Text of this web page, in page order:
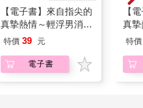
【電子書】來自指尖的
真摯熱情～輕浮男消防
員帶著熱烈眼神擁抱我
特價 39 元
電子書
【
真
員
特價